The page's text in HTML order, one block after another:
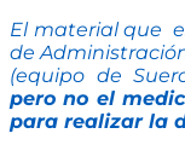
El material que
de
(equipo de
pero no el
para realizar la